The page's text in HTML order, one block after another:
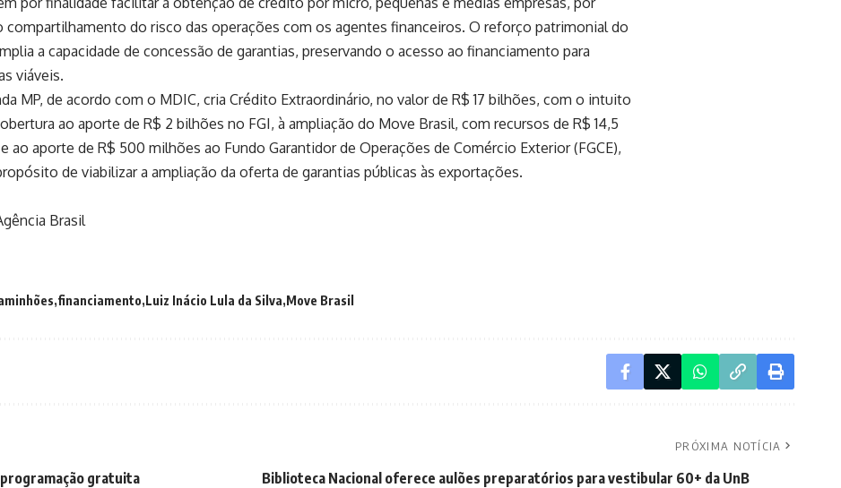
compartilhamento do risco das operações com os agentes financeiros. O reforço patrimonial do
a capacidade de concessão de garantias, preservando o acesso ao financiamento para
viáveis.
MP, de acordo com o MDIC, cria Crédito Extraordinário, no valor de R$ 17 bilhões, com o intuito
ao aporte de R$ 2 bilhões no FGI, à ampliação do Move Brasil, com recursos de R$ 14,5
ao aporte de R$ 500 milhões ao Fundo Garantidor de Operações de Comércio Exterior (FGCE),
de viabilizar a ampliação da oferta de garantias públicas às exportações.
Brasil
financiamento Luiz Inácio Lula da Silva Move Brasil
gratuita
PRÓXIMA NOTÍCIA
Biblioteca Nacional oferece aulões preparatórios para vestibular 60+ da UnB